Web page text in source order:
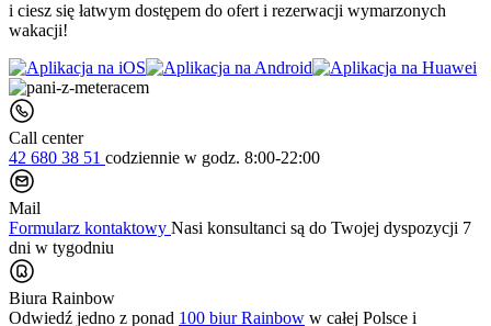
i ciesz się łatwym dostępem do ofert i rezerwacji wymarzonych
wakacji!
Call center
42 680 38 51 codziennie w godz. 8:00-22:00
Mail
Formularz kontaktowy Nasi konsultanci są do Twojej dyspozycji 7
dni w tygodniu
Biura Rainbow
Odwiedź jedno z ponad 100 biur Rainbow w całej Polsce i